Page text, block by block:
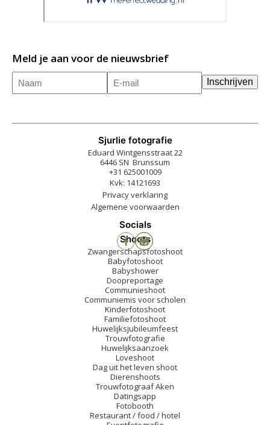
Meld je aan voor de nieuwsbrief
Naam
E-
mailadres(Vereist)
Inschrijven
Sjurlie fotografie
Eduard Wintgensstraat 22
6446 SN Brunssum
+31 625001009
Kvk: 14121693
Privacy verklaring
Algemene voorwaarden
Socials
Shoots
Zwangerschapsfotoshoot
Babyfotoshoot
Babyshower
Doopreportage
Communieshoot
Communiemis voor scholen
Kinderfotoshoot
Familiefotoshoot
Huwelijksjubileumfeest
Trouwfotografie
Huwelijksaanzoek
Loveshoot
Dag uit het leven shoot
Dierenshoots
Trouwfotograaf Aken
Datingsapp
Fotobooth
Restaurant / food / hotel